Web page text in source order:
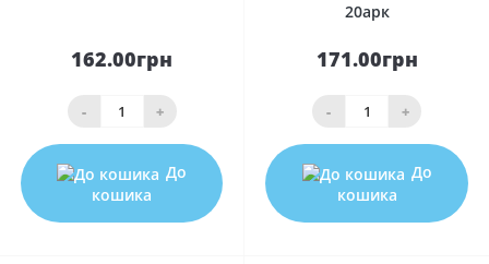
162.00грн
- +
До
кошика
20арк
171.00грн
- +
До
кошика